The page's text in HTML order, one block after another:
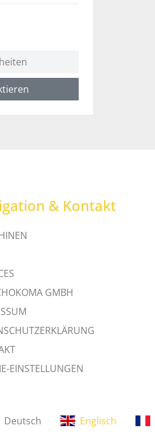
& Kontakt
GMBH
EINSTELLUNGEN
Deutsch Englisch